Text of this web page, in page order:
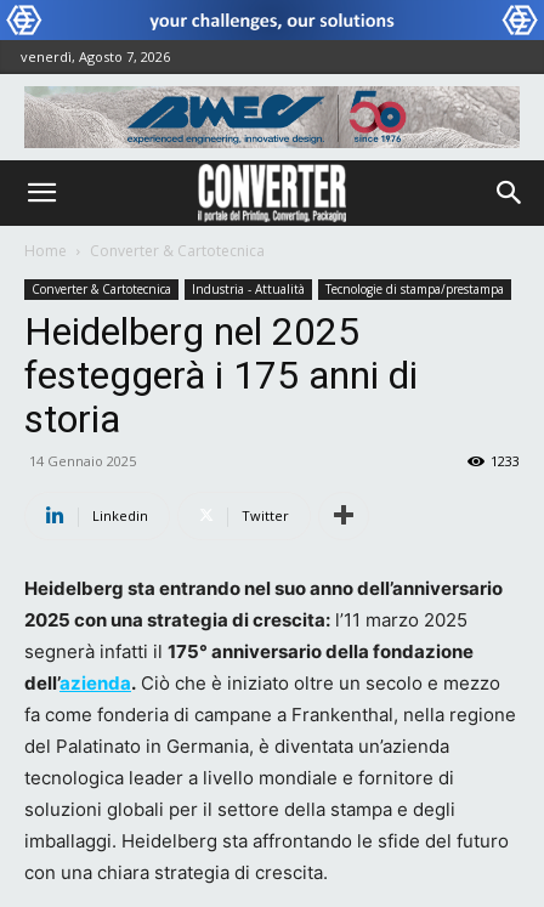
venerdì, Agosto 7, 2026
Home Converter & Cartotecnica
Converter & Cartotecnica Industria - Attualità Tecnologie di stampa/prestampa
Heidelberg nel 2025
festeggerà i 175 anni di
storia
14 Gennaio 2025 1233
Linkedin Twitter
Heidelberg sta entrando nel suo anno dell’anniversario
2025 con una strategia di crescita: l’11 marzo 2025
segnerà infatti il 175° anniversario della fondazione
dell’azienda. Ciò che è iniziato oltre un secolo e mezzo
fa come fonderia di campane a Frankenthal, nella regione
del Palatinato in Germania, è diventata un’azienda
tecnologica leader a livello mondiale e fornitore di
soluzioni globali per il settore della stampa e degli
imballaggi. Heidelberg sta affrontando le sfide del futuro
con una chiara strategia di crescita.